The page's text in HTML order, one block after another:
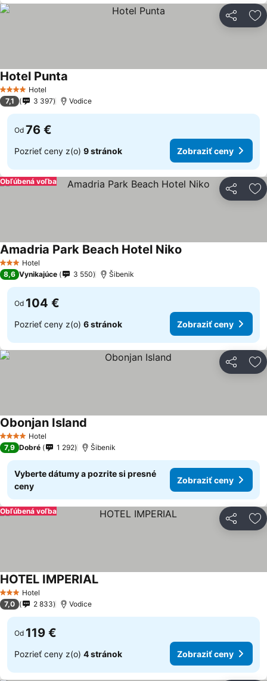
Zdieľať
4 Počet hviezdičiek
Hotel
Hotel Punta
7,1 3 397 Vodice
Od 76 €
Pozrieť ceny z(o) 9 stránok Zobraziť ceny
Zdieľať
Obľúbená voľba
3 Počet hviezdičiek
Hotel
Amadria Park Beach Hotel Niko
8,6 Vynikajúce 3 550 Šibenik
Od 104 €
Pozrieť ceny z(o) 6 stránok Zobraziť ceny
Zdieľať
4 Počet hviezdičiek
Hotel
Obonjan Island
7,9 Dobré 1 292 Šibenik
Vyberte dátumy a pozrite si presné
ceny
Zobraziť ceny
Zdieľať
Obľúbená voľba
3 Počet hviezdičiek
Hotel
HOTEL IMPERIAL
7,0 2 833 Vodice
Od 119 €
Pozrieť ceny z(o) 4 stránok Zobraziť ceny